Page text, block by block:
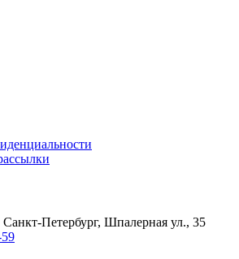
Санкт-Петербург, Шпалерная ул., 35